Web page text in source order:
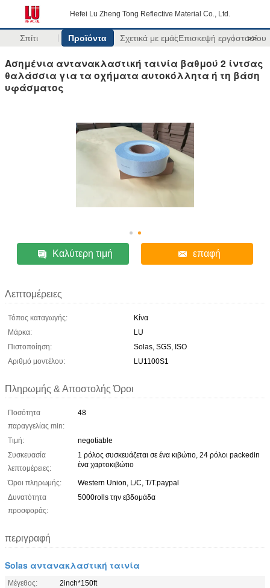
Hefei Lu Zheng Tong Reflective Material Co., Ltd.
Σπίτι Προϊόντα Σχετικά με εμάςΕπισκεψή εργοστασίου
>>
Ασημένια αντανακλαστική ταινία βαθμού 2 ίντσας
θαλάσσια για τα οχήματα αυτοκόλλητα ή τη βάση
υφάσματος
Καλύτερη τιμή επαφή
Λεπτομέρειες
Τόπος καταγωγής:
Κίνα
Μάρκα:
LU
Πιστοποίηση:
Solas, SGS, ISO
Αριθμό μοντέλου:
LU1100S1
Πληρωμής & Αποστολής Όροι
Ποσότητα
παραγγελίας min:
48
Τιμή:
negotiable
Συσκευασία
λεπτομέρειες:
1 ρόλος συσκευάζεται σε ένα κιβώτιο, 24 ρόλοι packedin
ένα χαρτοκιβώτιο
Όροι πληρωμής:
Western Union, L/C, T/T.paypal
Δυνατότητα
προσφοράς:
5000rolls την εβδομάδα
περιγραφή
Solas αντανακλαστική ταινία
Μέγεθος:
2inch*150ft